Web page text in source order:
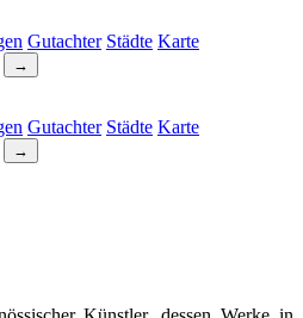
Gutachter Städte Karte
→
Gutachter Städte Karte
→